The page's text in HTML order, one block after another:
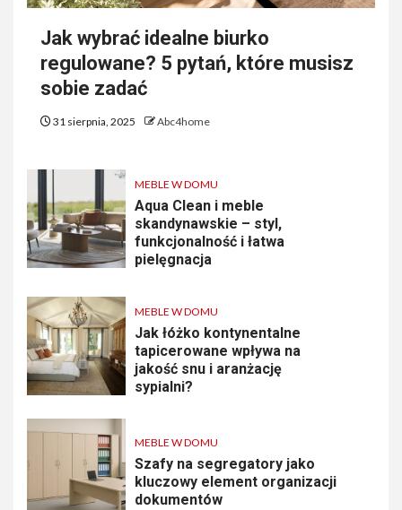
Jak wybrać idealne biurko
regulowane? 5 pytań, które musisz
sobie zadać
31 sierpnia, 2025 Abc4home
MEBLE W DOMU
Aqua Clean i meble
skandynawskie – styl,
funkcjonalność i łatwa
pielęgnacja
MEBLE W DOMU
Jak łóżko kontynentalne
tapicerowane wpływa na
jakość snu i aranżację
sypialni?
MEBLE W DOMU
Szafy na segregatory jako
kluczowy element organizacji
dokumentów